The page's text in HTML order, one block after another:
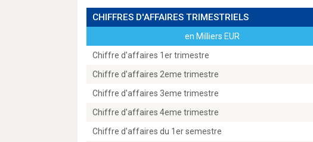
CHIFFRES D'AFFAIRES TRIMESTRIELS
en Milliers EUR
Chiffre d'affaires 1er trimestre
Chiffre d'affaires 2eme trimestre
Chiffre d'affaires 3eme trimestre
Chiffre d'affaires 4eme trimestre
Chiffre d'affaires du 1er semestre